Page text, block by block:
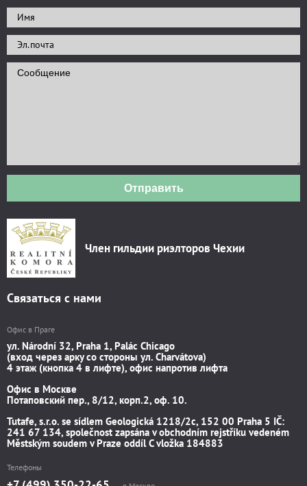
Отправить
Член гильдии риэлторов Чехии
Связаться с нами
Офис в Праге
ул. Národní 32, Praha 1, Palác Chicago
(вход через арку со стороны ул. Charvátova)
4 этаж (кнопка 4 в лифте), офис напротив лифта
Офис в Москве
Потаповский пер., 8/12, корп.2, оф. 10.
Tutafe, s.r.o. se sídlem Geologická 1218/2c, 152 00 Praha 5 IČ:
241 67 134, společnost zapsána v obchodním rejstříku vedeném
Městským soudem v Praze oddíl C vložka 184883
Телефоны